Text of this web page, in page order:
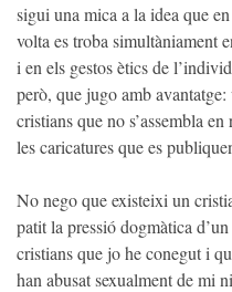
sigui una mica a la idea que
volta es troba simultàniament
i en els gestos ètics de
però, que jugo amb
cristians que no s’assembla
les caricatures que es
No nego que existeixi un
patit la pressió dogmàtica
cristians que jo he conegut i
han abusat sexualment de mi